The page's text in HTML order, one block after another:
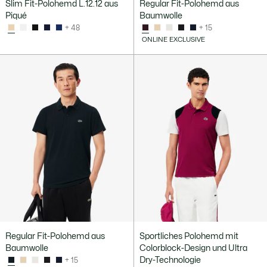
Slim Fit-Polohemd L.12.12 aus
Piqué
+ 48
Regular Fit-Polohemd aus
Baumwolle
+ 15
ONLINE EXCLUSIVE
Regular Fit-Polohemd aus
Baumwolle
+ 15
Sportliches Polohemd mit
Colorblock-Design und Ultra
Dry-Technologie